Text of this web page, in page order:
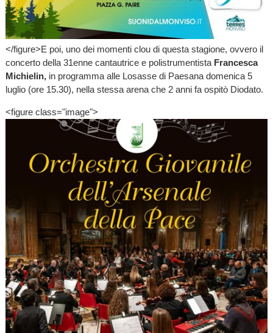
</figure>E poi, uno dei momenti clou di questa stagione, ovvero il
concerto della 31enne cantautrice e polistrumentista Francesca
Michielin,in programma alle Losasse di Paesana domenica 5
luglio (ore 15.30), nella stessa arena che 2 anni fa ospitò Diodato.
<figure class="image">